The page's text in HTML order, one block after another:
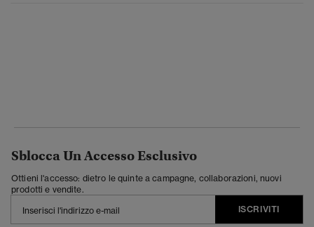
Sblocca Un Accesso Esclusivo
Ottieni l'accesso: dietro le quinte a campagne, collaborazioni, nuovi
prodotti e vendite.
ISCRIVITI